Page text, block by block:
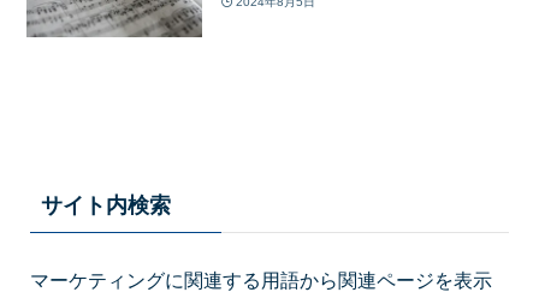
サイト内検索
マーケティングに関連する用語から関連ページを表示